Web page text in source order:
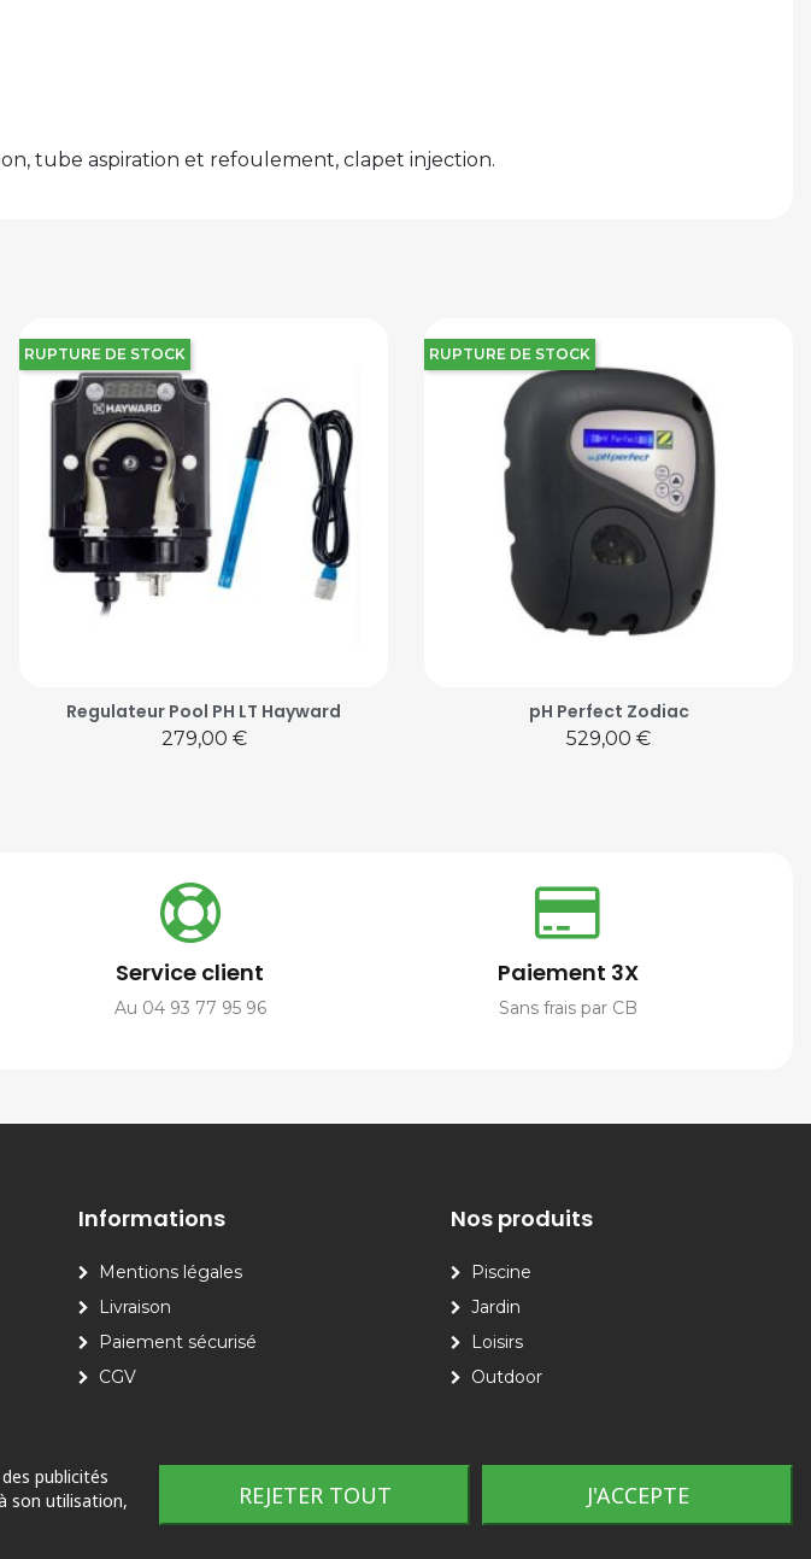
tube aspiration et refoulement, clapet injection.
Regulateur Pool PH LT Hayward
Prix
279,00 €
RUPTURE DE STOCK
pH Perfect Zodiac
Prix
529,00 €
RUPTURE DE STOCK
Service client
Au 04 93 77 95 96
Paiement 3X
Sans frais par CB
Informations
Mentions légales
Livraison
Paiement sécurisé
CGV
Nos produits
Piscine
Jardin
Loisirs
Outdoor
publicités
son utilisation,
REJETER TOUT J'ACCEPTE